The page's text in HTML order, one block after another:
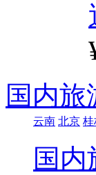
国内旅
云南 北京 桂
国内